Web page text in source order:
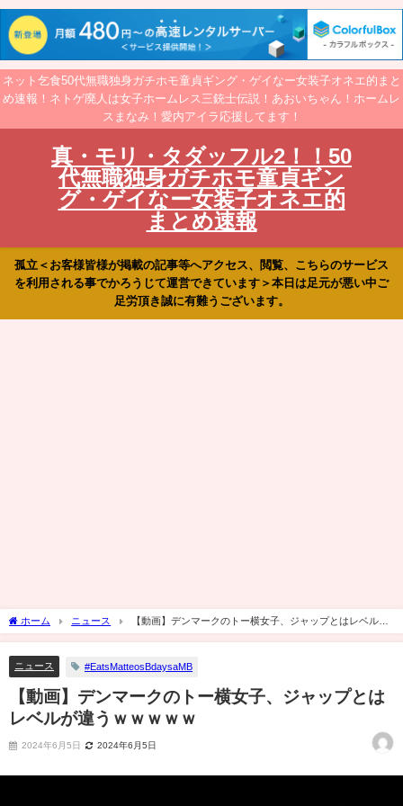
ネット乞食50代無職独身ガチホモ童貞ギング・ゲイなー女装子オネエ的まと
め速報！ネトゲ廃人は女子ホームレス三銃士伝説！あおいちゃん！ホームレ
スまなみ！愛内アイラ応援してます！
真・モリ・タダッフル2！！50
代無職独身ガチホモ童貞ギン
グ・ゲイなー女装子オネエ的
まとめ速報
孤立＜お客様皆様が掲載の記事等へアクセス、閲覧、こちらのサービス
を利用される事でかろうじて運営できています＞本日は足元が悪い中ご
足労頂き誠に有難うございます。
ホーム ニュース
【動画】デンマークのトー横女子、ジャップとはレベルが
違うｗｗｗｗｗ
ニュース #EatsMatteosBdaysaMB
【動画】デンマークのトー横女子、ジャップとは
レベルが違うｗｗｗｗｗ
2024年6月5日 2024年6月5日